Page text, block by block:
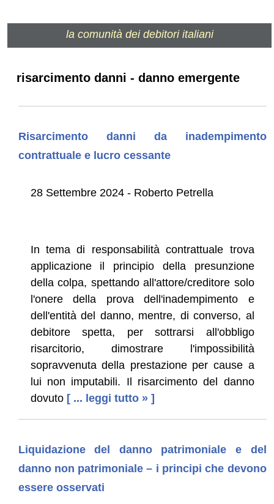
la comunità dei debitori italiani
risarcimento danni - danno emergente
Risarcimento danni da inadempimento
contrattuale e lucro cessante
28 Settembre 2024 - Roberto Petrella
In tema di responsabilità contrattuale trova
applicazione il principio della presunzione
della colpa, spettando all'attore/creditore solo
l'onere della prova dell'inadempimento e
dell'entità del danno, mentre, di converso, al
debitore spetta, per sottrarsi all'obbligo
risarcitorio, dimostrare l'impossibilità
sopravvenuta della prestazione per cause a
lui non imputabili. Il risarcimento del danno
dovuto [ ... leggi tutto » ]
Liquidazione del danno patrimoniale e del
danno non patrimoniale – i principi che devono
essere osservati